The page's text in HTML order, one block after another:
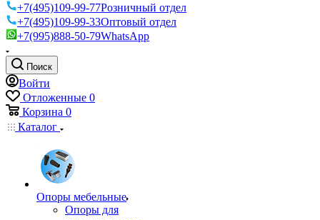
+7(495)109-99-77Розничный отдел
+7(495)109-99-33Оптовый отдел
+7(995)888-50-79WhatsApp
Поиск
Войти
Отложенные 0
Корзина 0
Каталог
Опоры мебельные
Опоры для